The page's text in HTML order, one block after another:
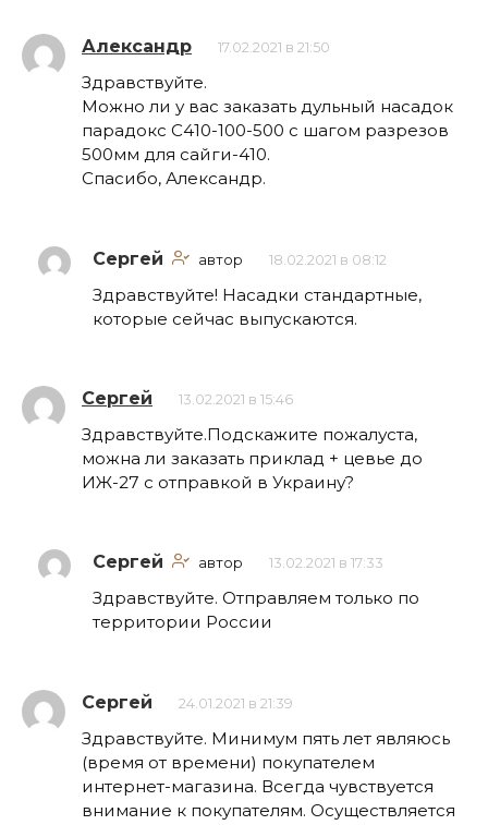
Александр 17.02.2021 в 21:50
Здравствуйте.
Можно ли у вас заказать дульный насадок
парадокс С410-100-500 с шагом разрезов
500мм для сайги-410.
Спасибо, Александр.
Сергей автор 18.02.2021 в 08:12
Здравствуйте! Насадки стандартные,
которые сейчас выпускаются.
Сергей 13.02.2021 в 15:46
Здравствуйте.Подскажите пожалуста,
можна ли заказать приклад + цевье до
ИЖ-27 с отправкой в Украину?
Сергей автор 13.02.2021 в 17:33
Здравствуйте. Отправляем только по
территории России
Сергей 24.01.2021 в 21:39
Здравствуйте. Минимум пять лет являюсь
(время от времени) покупателем
интернет-магазина. Всегда чувствуется
внимание к покупателям. Осуществляется